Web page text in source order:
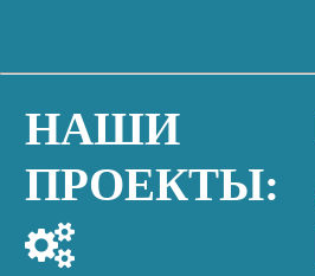
НАШИ
ПРОЕКТЫ: